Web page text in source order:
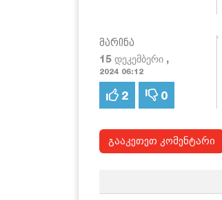
მარინა
15 დეკემბერი ,
2024 06:12
2 0
გააკეთეთ კომენტარი